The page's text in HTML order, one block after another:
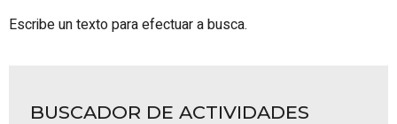
Escribe un texto para efectuar a busca.
BUSCADOR DE ACTIVIDADES